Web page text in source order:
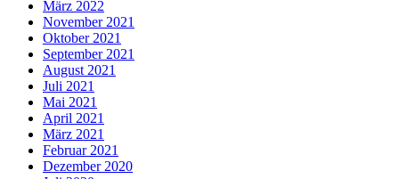
März 2022
November 2021
Oktober 2021
September 2021
August 2021
Juli 2021
Mai 2021
April 2021
März 2021
Februar 2021
Dezember 2020